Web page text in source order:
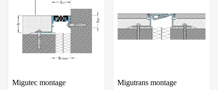
Migutec montage Migutrans montage